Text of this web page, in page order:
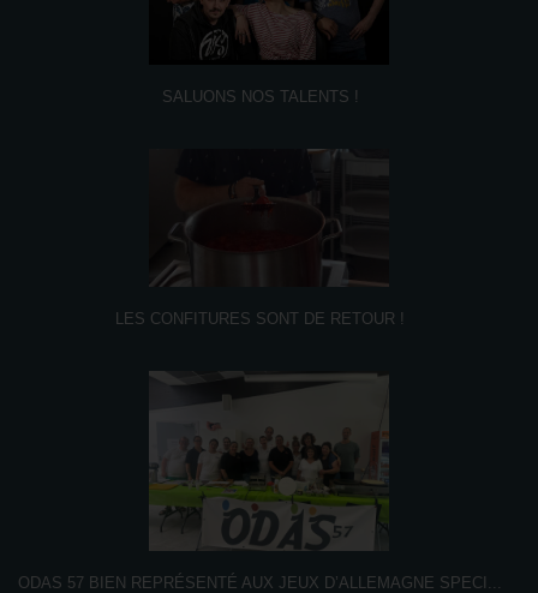
SALUONS NOS TALENTS !
LES CONFITURES SONT DE RETOUR !
ODAS 57 BIEN REPRÉSENTÉ AUX JEUX D’ALLEMAGNE SPECI ...